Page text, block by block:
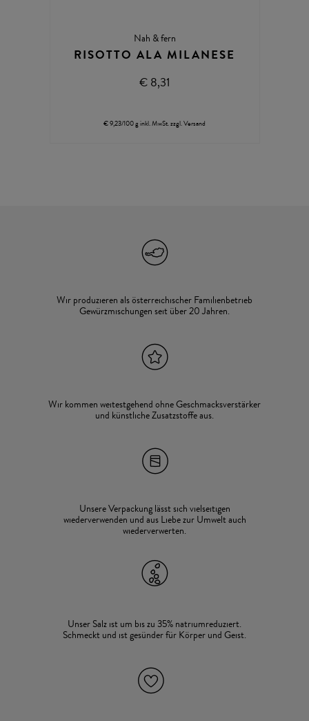
Nah & fern
RISOTTO ALA MILANESE
€ 8,31
€ 9,23/100 g inkl. MwSt.zzgl.Versand
Wir produzieren als österreichischer Familienbetrieb
Gewürzmischungen seit über 20 Jahren.
Wir kommen weitestgehend ohne Geschmacksverstärker
und künstliche Zusatzstoffe aus.
Unsere Verpackung lässt sich vielseitigen
wiederverwenden und aus Liebe zur Umwelt auch
wiederverwerten.
Unser Salz ist um bis zu 35% natriumreduziert.
Schmeckt und ist gesünder für Körper und Geist.